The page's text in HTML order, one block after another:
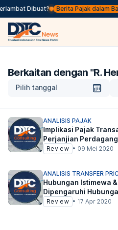
Dibuat? Berita Pajak dalam
Berkaitan dengan "R.
Pilih tanggal
ANALISIS PAJAK
Implikasi Pajak
Perjanjian
Review • 09 Mei 2020
ANALISIS TRANSFER
Hubungan Istimewa
Dipengaruhi
Review • 17 Apr 2020